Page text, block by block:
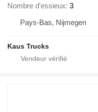
Nombre d'essieux 3
Pays-Bas, Nijmegen
Kaus Trucks